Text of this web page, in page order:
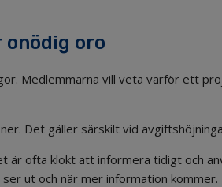
onödig oro
Medlemmarna vill veta varför ett
Det gäller särskilt vid
är ofta klokt att informera tidigt och
ut och när mer information kommer.